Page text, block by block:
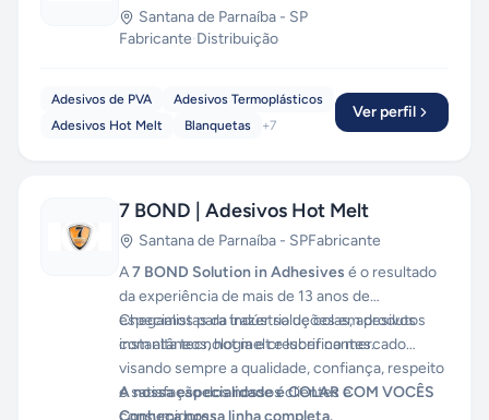
Santana de Parnaíba - SP
Fabricante·Distribuição
Adesivos de PVA
Adesivos Termoplásticos
Adesivos Hot Melt
Blanquetas +7
Ver perfil
7 BOND | Adesivos Hot Melt
Santana de Parnaíba - SPFabricante
A7 BOND Solution in Adhesives é o resultado
da experiência de mais de 13 anos de
especialistas da indústria de colas, adesivos
instantâneos, hot melt e lubrificantes.
Chegamos para trazer soluções em produtos
com alta tecnologia e crescer no mercado
visando sempre a qualidade, confiança, respeito
e satisfação dos nossos clientes e
consumidores.
A nossa especialidade é COLAR COM VOCÊS
Conheça nossa linha completa.